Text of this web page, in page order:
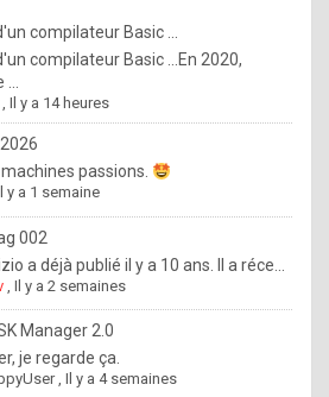
m
a
d
b
y
o
l
e
x
compilateur Basic ...
compilateur Basic ...En 2020,
...
,Il y a 14 heures
passions.
y a 1 semaine
002
a déjà publié il y a 10 ans. Il a réce...
,Il y a 2 semaines
Manager 2.0
je regarde ça.
,Il y a 4 semaines